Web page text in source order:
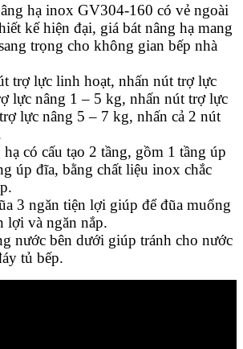
hạ inox GV304-160 có vẻ ngoài
kế hiện đại, giá bát nâng hạ mang
trọng cho không gian bếp nhà
trợ lực linh hoạt, nhấn nút trợ lực
lực nâng 1 – 5 kg, nhấn nút trợ lực
lực nâng 5 – 7 kg, nhấn cả 2 nút
hạ có cấu tạo 2 tầng, gồm 1 tầng úp
úp đĩa, bằng chất liệu inox chắc
3 ngăn tiện lợi giúp để đũa muổng
lợi và ngăn nắp.
nước bên dưới giúp tránh cho nước
tủ bếp.